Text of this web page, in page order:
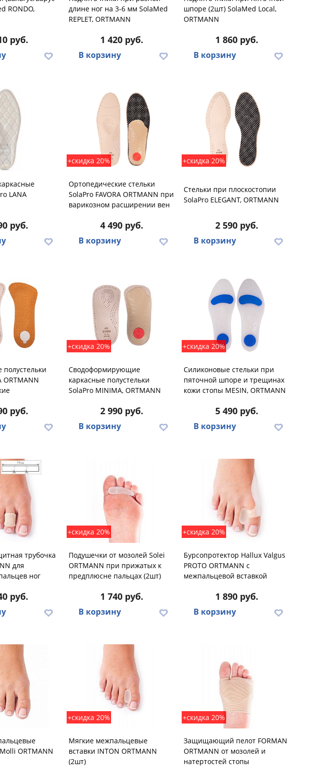
RONDO,
руб.
длине ног на 3-6 мм SolaMed
REPLET, ORTMANN
1 420 руб.
В корзину
шпоре (2шт) SolaMed Local,
ORTMANN
1 860 руб.
В корзину
LANA
руб.
+скидка 20%
Ортопедические стельки
SolaPro FAVORA ORTMANN при
варикозном расширении вен
4 490 руб.
В корзину
+скидка 20%
Стельки при плоскостопии
SolaPro ELEGANT, ORTMANN
2 590 руб.
В корзину
полустельки
ORTMANN
руб.
+скидка 20%
Сводоформирующие
каркасные полустельки
SolaPro MINIMA, ORTMANN
2 990 руб.
В корзину
+скидка 20%
Силиконовые стельки при
пяточной шпоре и трещинах
кожи стопы MESIN, ORTMANN
5 490 руб.
В корзину
трубочка
для
ног
руб.
+скидка 20%
Подушечки от мозолей Solei
ORTMANN при прижатых к
предплюсне пальцах (2шт)
1 740 руб.
В корзину
+скидка 20%
Бурсопротектор Hallux Valgus
PROTO ORTMANN с
межпальцевой вставкой
1 890 руб.
В корзину
ORTMANN
+скидка 20%
Мягкие межпальцевые
вставки INTON ORTMANN
(2шт)
+скидка 20%
Защищающий пелот FORMAN
ORTMANN от мозолей и
натертостей стопы